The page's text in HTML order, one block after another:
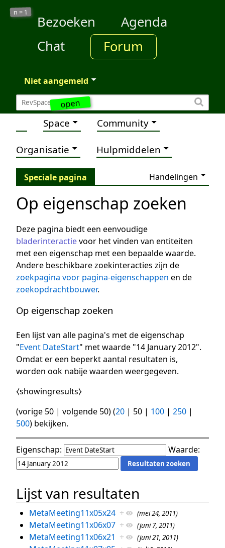
open
n = 1
Bezoeken
Agenda
Chat
Forum
Niet aangemeld
Space Community
Organisatie Hulpmiddelen
Speciale pagina Handelingen
Op eigenschap zoeken
Deze pagina biedt een eenvoudige
bladerinteractievoor het vinden van entiteiten
met een eigenschap met een bepaalde waarde.
Andere beschikbare zoekinteracties zijn de
zoekpagina voor pagina-eigenschappen en de
zoekopdrachtbouwer.
Op eigenschap zoeken
Een lijst van alle pagina's met de eigenschap
"Event DateStart" met waarde "14 January 2012".
Omdat er een beperkt aantal resultaten is,
worden ook nabije waarden weergegeven.
⧼showingresults⧽
(vorige 50 | volgende 50) (20 | 50 | 100 | 250 |
500) bekijken.
Eigenschap: Waarde:
Lijst van resultaten
MetaMeeting11x05x24 + (mei 24, 2011)
MetaMeeting11x06x07 + (juni 7, 2011)
MetaMeeting11x06x21 + (juni 21, 2011)